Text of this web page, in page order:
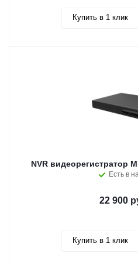
Купить в 1 клик
NVR видеорегистратор
Есть в
22 900
Купить в 1 клик